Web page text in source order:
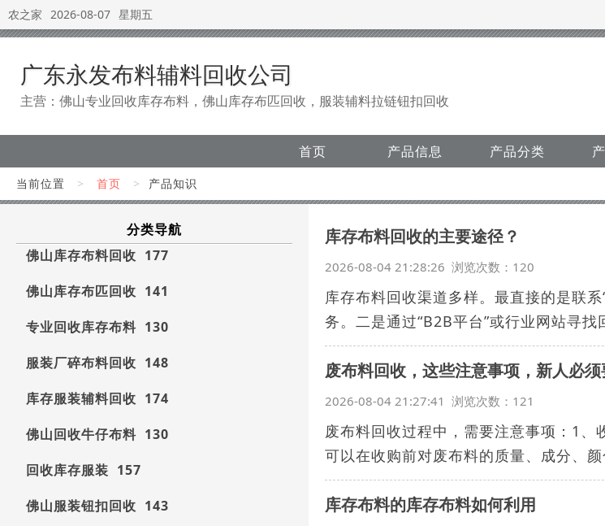
农之家 2026-08-07 星期五
广东永发布料辅料回收公司
主营：佛山专业回收库存布料，佛山库存布匹回收，服装辅料拉链钮扣回收
首页 产品信息 产品分类
当前位置 > 首页 > 产品知识
分类导航
佛山库存布料回收 177
佛山库存布匹回收 141
专业回收库存布料 130
服装厂碎布料回收 148
库存服装辅料回收 174
佛山回收牛仔布料 130
回收库存服装 157
佛山服装钮扣回收 143
库存布料回收的主要途径？
2026-08-04 21:28:26 浏览次数：120
库存布料回收渠道多样。最直接的是联
务。二是通过“B2B平台”或行业网站寻
废布料回收，这些注意事项，新人必
2026-08-04 21:27:41 浏览次数：121
废布料回收过程中，需要注意事项：1
可以在收购前对废布料的质量、成分、
库存布料的库存布料如何利用